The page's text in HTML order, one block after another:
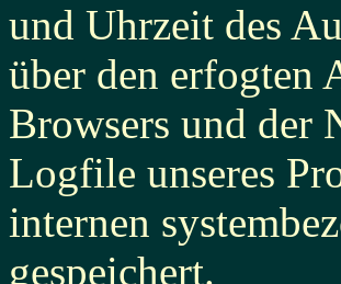
und Uhrzeit des
über den erfogten
Browsers und der
Logfile unseres
internen
gespeichert.